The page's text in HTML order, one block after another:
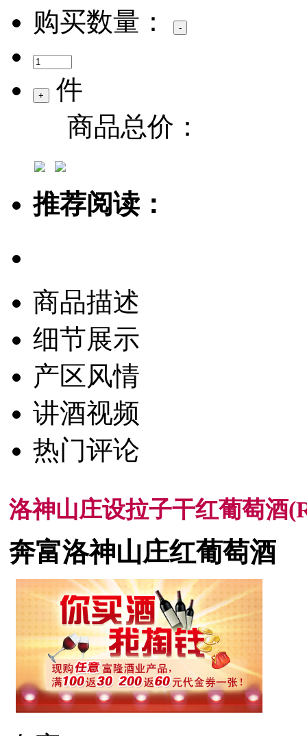
购买数量：
件
商品总价：
推荐阅读：
商品描述
细节展示
产区风情
讲酒视频
热门评论
洛神山庄设拉子干红葡萄酒
奔富洛神山庄红葡萄酒